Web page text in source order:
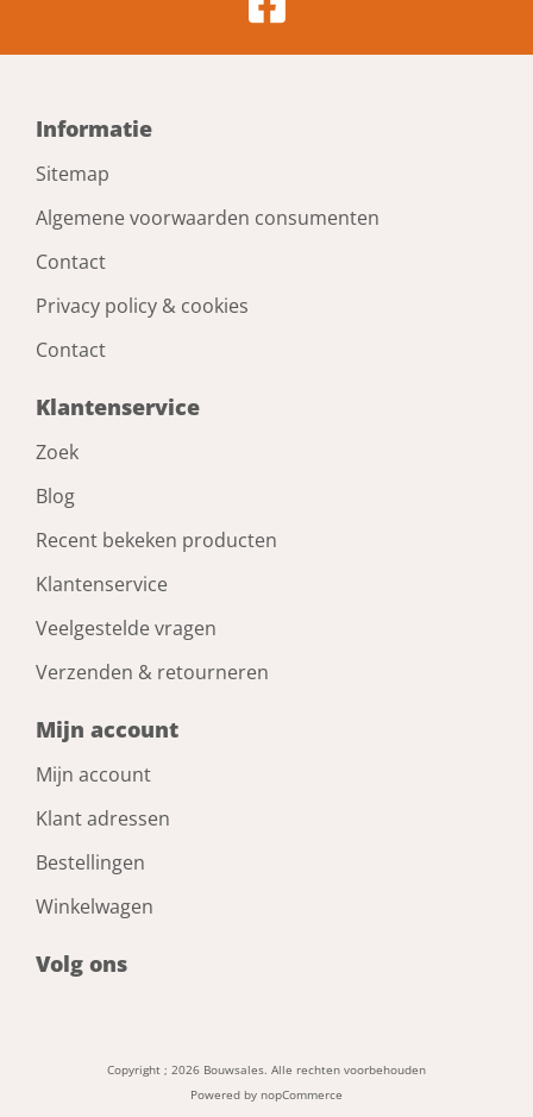
Informatie
Sitemap
Algemene voorwaarden consumenten
Contact
Privacy policy & cookies
Contact
Klantenservice
Zoek
Blog
Recent bekeken producten
Klantenservice
Veelgestelde vragen
Verzenden & retourneren
Mijn account
Mijn account
Klant adressen
Bestellingen
Winkelwagen
Volg ons
Copyright ; 2026 Bouwsales. Alle rechten voorbehouden
Powered by nopCommerce